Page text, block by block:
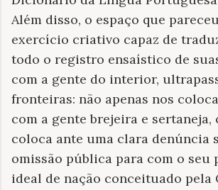
Além disso, o espaço que
exercício criativo capaz de
todo o registro ensaístico de
com a gente do interior,
fronteiras: não apenas nos
com a gente brejeira e sertaneja,
coloca ante uma clara denúncia
omissão pública para com o seu
ideal de nação conceituado pela